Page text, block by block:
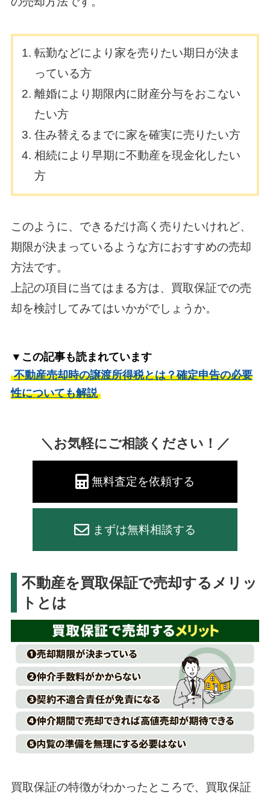
転勤などにより家を売りたい期日が決ま
っている方
離婚により期限内に財産分与をおこない
たい方
住み替えるまでに家を確実に売りたい方
相続により早期に不動産を現金化したい
方
このように、できるだけ高く売りたいけれど、
期限が決まっているような方におすすめの売却
方法です。
上記の項目に当てはまる方は、買取保証での売
却を検討してみてはいかがでしょうか。
▼この記事も読まれています
不動産売却時の譲渡所得税とは？確定申告の必要
性についても解説
＼お気軽にご相談ください！／
無料査定を依頼する
まずは無料相談する
不動産を買取保証で売却するメリッ
トとは
買取保証の特徴がわかったところで、買取保証